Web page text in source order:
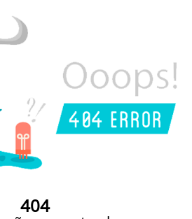
404